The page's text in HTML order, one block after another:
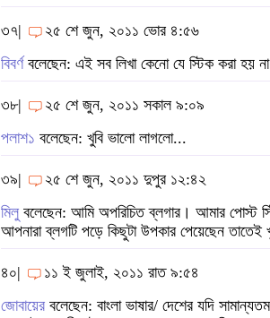
৩৭|
২৫ শে জুন, ২০১১ ভোর ৪:৫৬
বিবর্ণবলেছেন: এই সব লিখা কেনো যে স্টিক করা হয়
৩৮|
২৫ শে জুন, ২০১১ সকাল ৯:০৯
পলাশ১ বলেছেন: খুবি ভালো লাগলো...
৩৯|
২৫ শে জুন, ২০১১ দুপুর ১২:৪২
মিলু বলেছেন: আমি অপরিচিত ব্লগার। আমার পোস্ট
আপনারা ব্লগটি পড়ে কিছুটা উপকার পেয়েছেন তাতেই
৪০|
১১ ই জুলাই, ২০১১ রাত ৯:৫৪
জোবায়ের বলেছেন: বাংলা ভাষার/ দেশের যদি